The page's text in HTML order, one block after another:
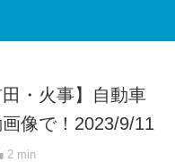
田・火事】自動車
像で！2023/9/11
2 min